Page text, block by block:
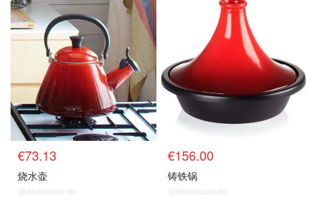
€73.13
烧水壶
@dealmoon.de
€156.00
铸铁锅
@dealmoon.de